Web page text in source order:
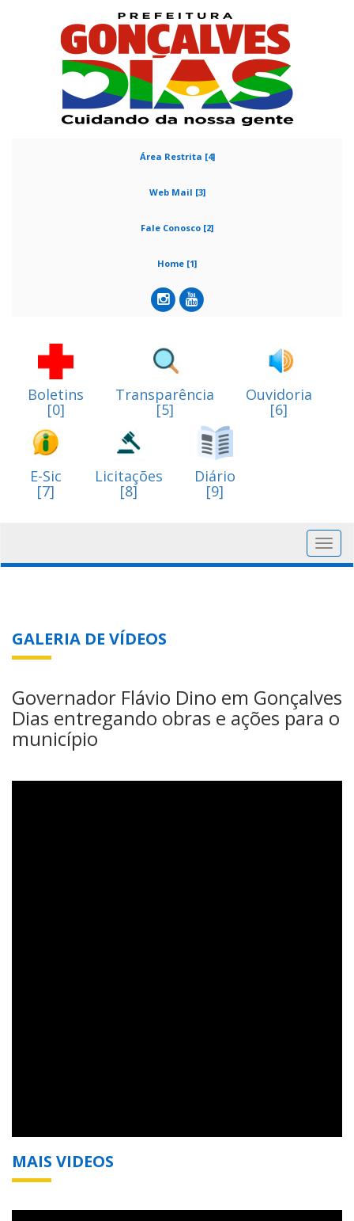
Área Restrita [4]
Web Mail [3]
Fale Conosco [2]
Home [1]
Boletins
[0]
Transparência
[5]
Ouvidoria
[6]
E-Sic
[7]
Licitações
[8]
Diário
[9]
GALERIA DE VÍDEOS
Governador Flávio Dino em Gonçalves
Dias entregando obras e ações para o
município
MAIS VIDEOS